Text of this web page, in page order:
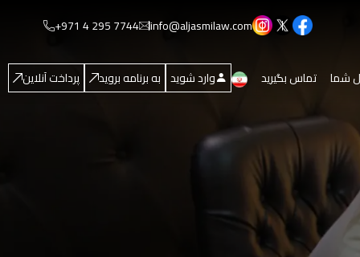
info@aljasmilaw.com
+971 4 295 7744
شما تماس بگیرید وارد شوید به برنامه بروید پرداخت آنلاین